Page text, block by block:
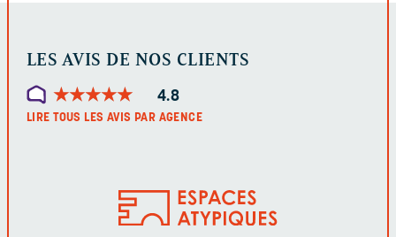
LES AVIS DE NOS CLIENTS
★★★★★
★★★★★ 4.8
LIRE TOUS LES AVIS PAR AGENCE